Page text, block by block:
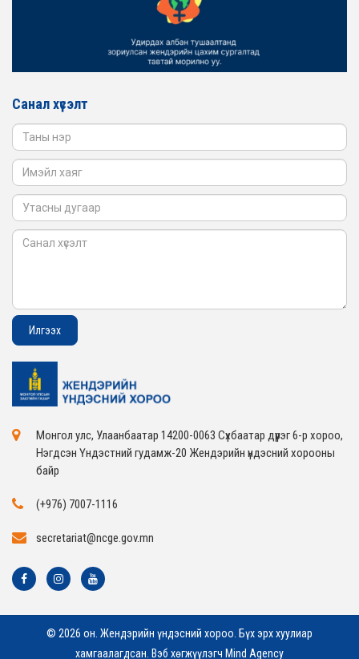
ЖЕНДЭРИЙН ҮНДЭСНИЙ ХОРООНЫ АЖЛЫН АЛБАНЫ
ТӨЛӨӨЛӨЛ БАТЛАН ХАМГААЛАХ ЯАМАНД
Санал хүсэлт
Монгол улс, Улаанбаатар 14200-0063 Сүхбаатар дүүрэг 6-р хороо,
Нэгдсэн Үндэстний гудамж-20 Жендэрийн үндэсний хорооны
байр
(+976) 7007-1116
secretariat@ncge.gov.mn
© 2026 он. Жендэрийн үндэсний хороо. Бүх эрх хуулиар
хамгаалагдсан. Вэб хөгжүүлэгч Mind Agency